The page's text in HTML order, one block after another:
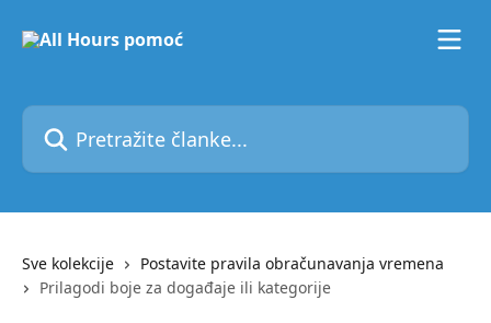
Pretražite članke...
Sve kolekcije
Postavite pravila obračunavanja vremena
Prilagodi boje za događaje ili kategorije